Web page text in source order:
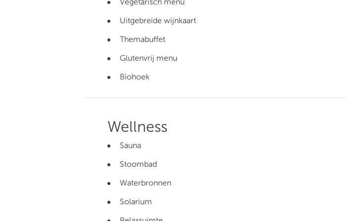
Vegetarisch menu
Uitgebreide wijnkaart
Themabuffet
Glutenvrij menu
Biohoek
Wellness
Sauna
Stoombad
Waterbronnen
Solarium